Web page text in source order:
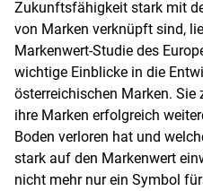
Zukunftsfähigkeit stark mit
von Marken verknüpft sind,
Markenwert-Studie des
wichtige Einblicke in die
österreichischen Marken. Sie
ihre Marken erfolgreich
Boden verloren hat und
stark auf den Markenwert
nicht mehr nur ein Symbol